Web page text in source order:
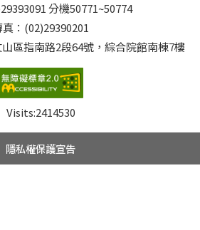
分機50771~50774
：(02)29390201
區指南路2段64號，綜合院館南棟7樓
Visits:2414530
隱私權保護宣告